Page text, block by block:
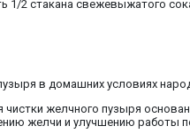
1/2 стакана свежевыжатого
в домашних условиях
желчного пузыря
желчи и улучшению работы